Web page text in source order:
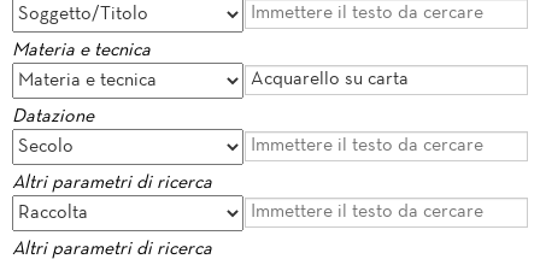
Materia e tecnica
Datazione
Altri parametri di ricerca
Altri parametri di ricerca